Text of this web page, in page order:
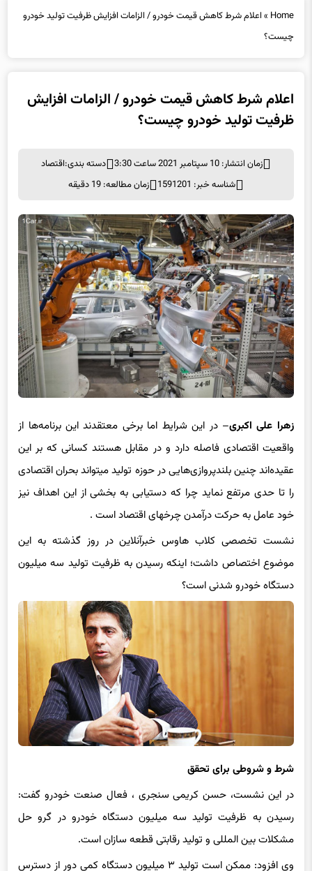
چیست؟
ظرفیت تولید خودرو چیست؟
شناسه خبر: 1591201
زمان مطالعه: 19 دقیقه
واقعیت اقتصادی فاصله دارد و در مقابل هستند کسانی که بر این
عقیده‌‏اند چنین بلندپروازی‏‌هایی در حوزه تولید می‎تواند بحران اقتصادی
را تا حدی مرتفع نماید چرا که دستیابی به بخشی از این اهداف نیز
خود عامل به حرکت درآمدن چرخ‎های اقتصاد است .
نشست تخصصی کلاب‎ هاوس خبرآنلاین در روز گذشته به این
موضوع اختصاص داشت؛ اینکه رسیدن به ظرفیت تولید سه میلیون
دستگاه خودرو شدنی است؟
شرط و شروطی برای تحقق
در این نشست، حسن کریمی سنجری ، فعال صنعت خودرو گفت:
رسیدن به ظرفیت تولید سه میلیون دستگاه خودرو در گرو حل
مشکلات بین ‏المللی و تولید رقابتی قطعه‏ سازان است.
وی افزود: ممکن است تولید ۳ میلیون دستگاه کمی دور از دسترس
باشد ولی این هدف می تواند بخش زیادی از ظرفیت های کشور را به